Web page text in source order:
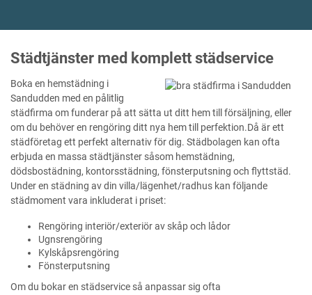
Städtjänster med komplett städservice
Boka en hemstädning i
Sandudden med en pålitlig
städfirma om funderar på att sätta ut ditt hem till försäljning, eller
om du behöver en rengöring ditt nya hem till perfektion.Då är ett
städföretag ett perfekt alternativ för dig. Städbolagen kan ofta
erbjuda en massa städtjänster såsom hemstädning,
dödsbostädning, kontorsstädning, fönsterputsning och flyttstäd.
Under en städning av din villa/lägenhet/radhus kan följande
städmoment vara inkluderat i priset:
Rengöring interiör/exteriör av skåp och lådor
Ugnsrengöring
Kylskåpsrengöring
Fönsterputsning
Om du bokar en städservice så anpassar sig ofta